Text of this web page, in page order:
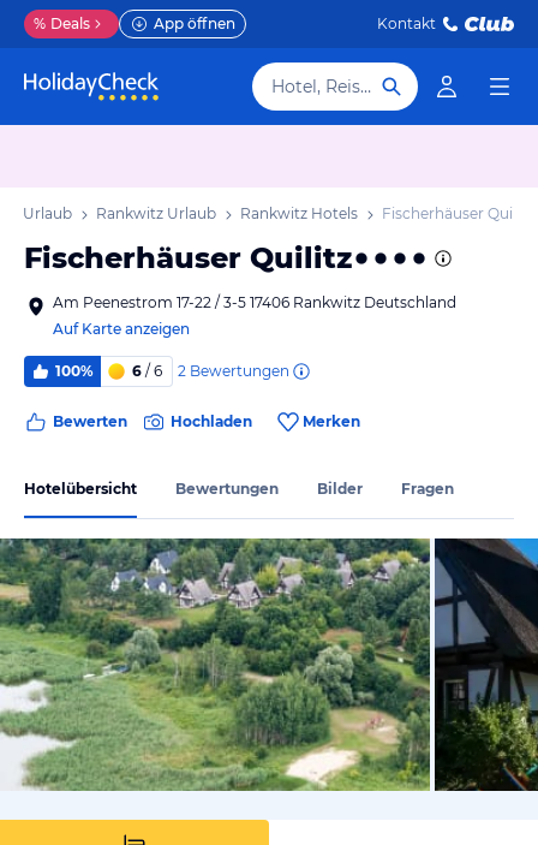
% Deals App öffnen Kontakt
Hotel, Reiseziel
Urlaub Rankwitz Urlaub Rankwitz Hotels Fischerhäuser Quilitz
Fischerhäuser Quilitz
Am Peenestrom 17-22 / 3-5 17406 Rankwitz Deutschland
Auf Karte anzeigen
100% 6 / 6 2 Bewertungen
Bewerten Hochladen Merken
Hotelübersicht Bewertungen Bilder Fragen
vom